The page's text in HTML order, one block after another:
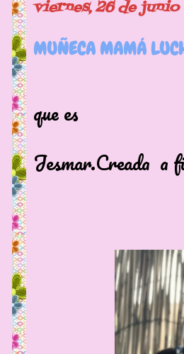
viernes, 26 de
MUÑECA MAMÁ
que es
una
Jesmar.Creada a